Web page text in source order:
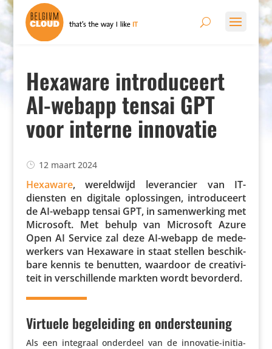
Hexaware introduceert
AI-webapp tensai GPT
voor interne innovatie
12 maart 2024
Hexaware, wereld­wijd leve­ran­cier van IT-
diensten en digitale oplos­singen, intro­du­ceert
de AI-webapp tensai GPT, in samen­wer­king met
Microsoft. Met behulp van Microsoft Azure
Open AI Service zal deze AI-webapp de mede­
wer­kers van Hexaware in staat stellen beschik­
bare kennis te benutten, waardoor de crea­ti­vi­
teit in verschil­lende markten wordt bevorderd.
Virtuele begeleiding en ondersteuning
Als een integraal onderdeel van de innovatie-initi­a­